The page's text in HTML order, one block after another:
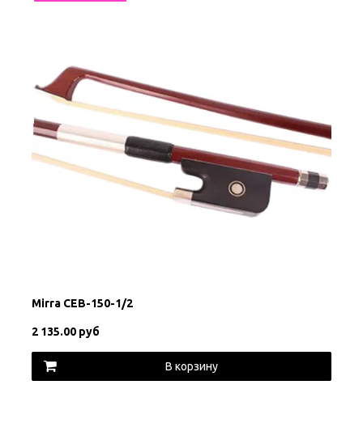
Mirra CEB-150-1/2
2 135.00 руб
В корзину